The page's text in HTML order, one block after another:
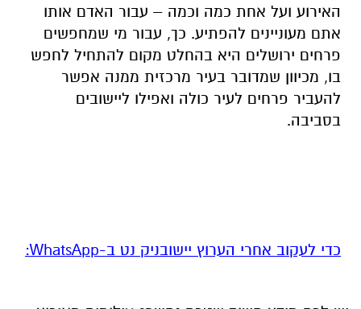
האירוע ועל אחת כמה וכמה – עבור האדם אותו
אתם מעוניינים להפתיע. כך, עבור מי שמחפשים
פרחים ירושלים היא בהחלט מקום להתחיל לחפש
בו, מכיוון שמדובר בעיר מרכזית ממנה אפשר
להעביר פרחים לעיר כולה ואפילו ליישובים
בסביבה.
‏כדי לעקוב אחרי הערוץ יישובניק נט ב-WhatsApp:‏‏‏